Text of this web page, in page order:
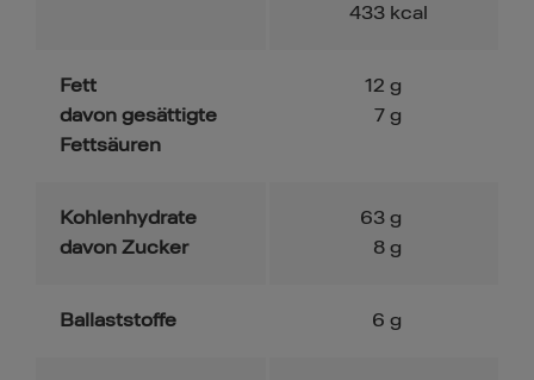
433 kcal
Fett
davon gesättigte
Fettsäuren
12 g
7 g
Kohlenhydrate
davon Zucker
63 g
8 g
Ballaststoffe 6 g